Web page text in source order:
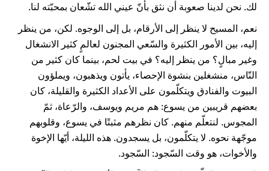
لك. نحن لدينا صعوبة أن نثق بأنّ عيني الله تشّعان بمحبّته لنا.
نعم، المسيح لا ينظر إلى الأرقام، بل إلى الوجوه. لكن، من ينظر
إليه، بين الأمور الكثيرة والسّعي المجنون لعالمٍ كثير الانشغال
وغير مبالٍ؟ من ينظر إليه؟ في بيت لحم، بينما كان كثير من
النّاس، منشغلين بنشوة الإحصاء، يأتون ويذهبون، ويملؤون
البيوت والفنادق ويتكلّمون على الأعداد الكثيرة والقليلة، كان
بعضهم قريبين من يسوع: هم مريم ويوسف، والرّعاة، ثمّ
المجوس. لنتعلّم منهم. كان نظرهم مثبتًا في يسوع، وقلوبهم
موجّهة نحوه. لا يتكلّمون، بل يسجدون. هذه الليلة، أيّها الإخوة
والأخوات، هو وقت السّجود: السّجود.